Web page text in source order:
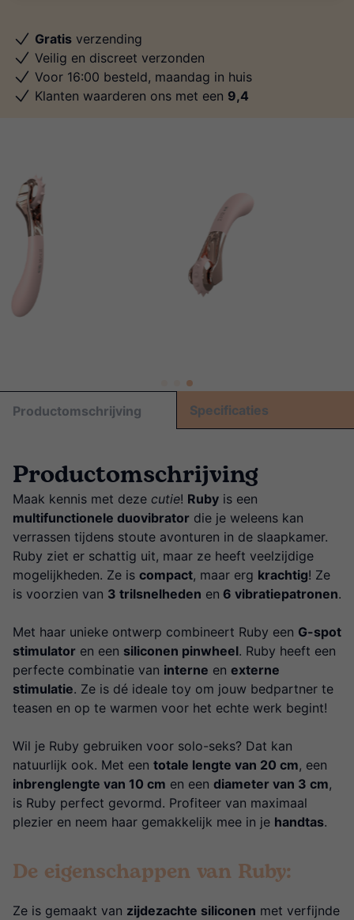
Gratis verzending
Veilig en discreet verzonden
Voor 16:00 besteld, maandag in huis
Klanten waarderen ons met een 9,4
Productomschrijving Specificaties
Productomschrijving
Maak kennis met deze cutie! Ruby is een
multifunctionele duovibrator die je weleens kan
verrassen tijdens stoute avonturen in de slaapkamer.
Ruby ziet er schattig uit, maar ze heeft veelzijdige
mogelijkheden. Ze is compact, maar erg krachtig! Ze
is voorzien van 3 trilsnelheden en 6 vibratiepatronen.
Met haar unieke ontwerp combineert Ruby een G-spot
stimulator en een siliconen pinwheel. Ruby heeft een
perfecte combinatie van interne en externe
stimulatie. Ze is dé ideale toy om jouw bedpartner te
teasen en op te warmen voor het echte werk begint!
Wil je Ruby gebruiken voor solo-seks? Dat kan
natuurlijk ook. Met een totale lengte van 20 cm, een
inbrenglengte van 10 cm en een diameter van 3 cm,
is Ruby perfect gevormd. Profiteer van maximaal
plezier en neem haar gemakkelijk mee in je handtas.
De eigenschappen van Ruby:
Ze is gemaakt van zijdezachte siliconen met verfijnde